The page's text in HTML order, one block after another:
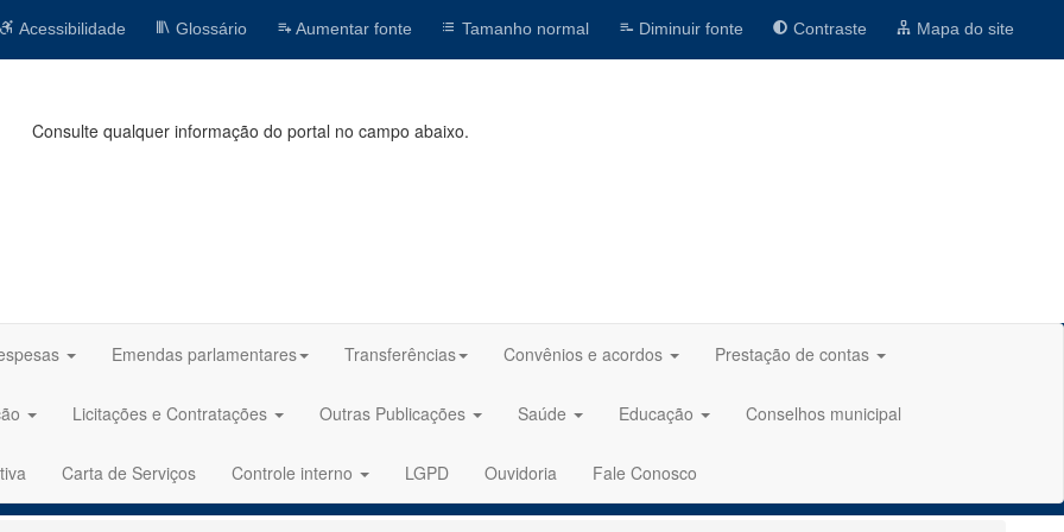
Acessibilidade Glossário Aumentar fonte Tamanho normal Diminuir fonte Contraste Mapa do site
Consulte qualquer informação do portal no campo abaixo.
Emendas parlamentares Transferências Convênios e acordos Prestação de contas
Licitações e Contratações Outras Publicações Saúde Educação Conselhos municipal
Carta de Serviços Controle interno LGPD Ouvidoria Fale Conosco